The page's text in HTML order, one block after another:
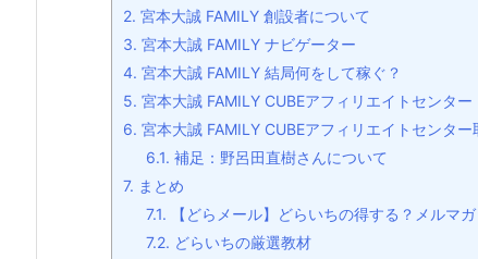
2. 宮本大誠 FAMILY 創設者について
3. 宮本大誠 FAMILY ナビゲーター
4. 宮本大誠 FAMILY 結局何をして稼ぐ？
5. 宮本大誠 FAMILY CUBEアフィリエイトセンター
6. 宮本大誠 FAMILY CUBEアフィリエイトセンター
6.1. 補足：野呂田直樹さんについて
7. まとめ
7.1. 【どらメール】どらいちの得する？メルマガ
7.2. どらいちの厳選教材